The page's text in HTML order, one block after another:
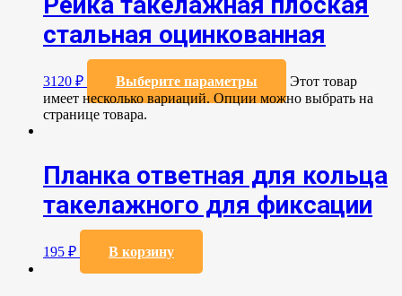
стальная оцинкованная
3120 ₽ Выберите параметры
Этот товар
имеет несколько вариаций. Опции можно выбрать на
странице товара.
Планка ответная для кольца
такелажного для фиксации
195 ₽ В корзину